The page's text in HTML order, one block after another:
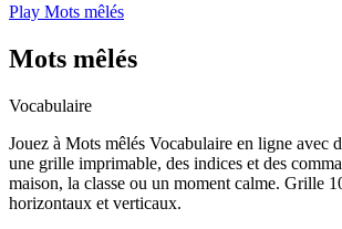
Play Mots mêlés
Mots mêlés
Vocabulaire
Jouez à Mots mêlés Vocabulaire en ligne avec
une grille imprimable, des indices et des
maison, la classe ou un moment calme. Grille
horizontaux et verticaux.